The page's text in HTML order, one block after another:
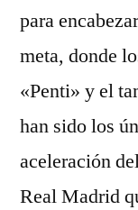
para
meta, donde
«Penti» y el
han sido los
aceleración
Real Madrid